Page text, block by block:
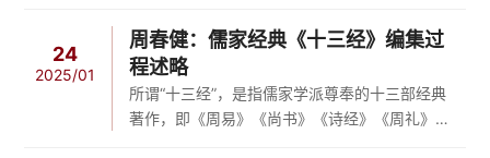
厉，不仅在于对待读书治学上的一丝不苟、实事
求是，更在于严格要求子...
教坊最详尽、最系统的著述之一，对于古代乐官
研究、古代文学研究、古代优伶研究、古代戏剧
研究、古代乐舞研究等领域，均具有较高参考价
值。作为乐官机构之一的教坊（司），始置于唐
武德初，废置于清雍正七年。由于这个机构历史
24
2025/01
周春健：儒家经典《十三经》编集过
程述略
所谓“十三经”，是指儒家学派尊奉的十三部经典
著作，即《周易》《尚书》《诗经》《周礼》